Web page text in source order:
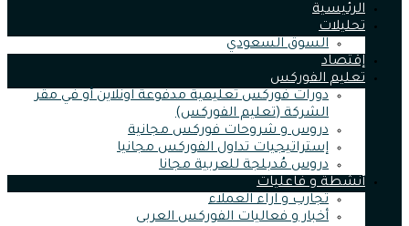
الرئيسية
تحليلات
السوق السعودي
إقتصاد
تعليم الفوركس
دورات فوركس تعليمية مدفوعة اونلاين أو في مقر
الشركة (تعليم الفوركس)
دروس و شروحات فوركس مجانية
إستراتيجيات تداول الفوركس مجانيا
دروس مُدبلجة للعربية مجانا
أنشطة و فاعليات
تجارب و اراء العملاء
أخبار و فعاليات الفوركس العربى